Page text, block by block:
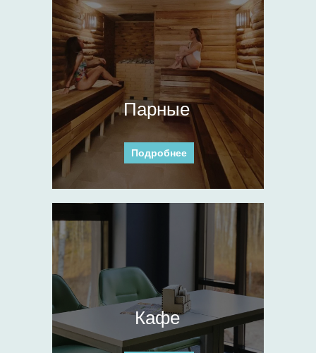
Подробнее
Парные
Кафе